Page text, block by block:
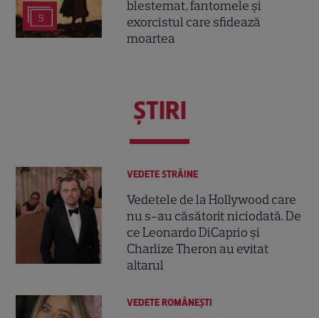
5
blestemat, fantomele și
exorcistul care sfidează
moartea
ŞTIRI
VEDETE STRĂINE
Vedetele de la Hollywood care
nu s-au căsătorit niciodată. De
ce Leonardo DiCaprio și
Charlize Theron au evitat
altarul
VEDETE ROMÂNEŞTI